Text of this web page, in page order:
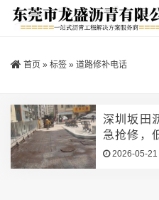
首页 » 标签 » 道路修补电话
深圳坂田
急抢修，
2026-05-21